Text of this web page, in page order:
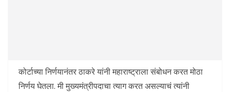
कोर्टाच्या निर्णयानंतर ठाकरे यांनी महाराष्ट्राला संबोधन करत मोठा
निर्णय घेतला. मी मुख्यमंत्रीपदाचा त्याग करत असल्याचं त्यांनी